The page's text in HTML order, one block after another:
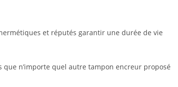
et réputés garantir une durée de vie
que n’importe quel autre tampon encreur proposé